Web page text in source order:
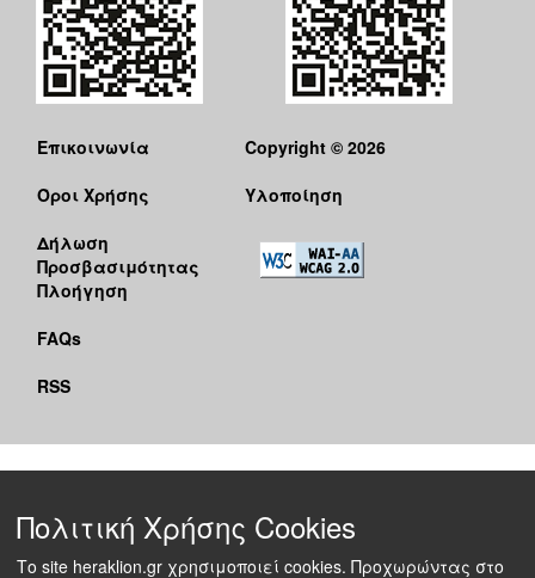
Επικοινωνία
Όροι Χρήσης
Δήλωση
Προσβασιμότητας
Πλοήγηση
FAQs
RSS
Copyright © 2026
Υλοποίηση
Πολιτική Χρήσης Cookies
Το site heraklion.gr χρησιμοποιεί cookies. Προχωρώντας στο